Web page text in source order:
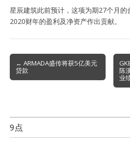
星辰建筑此前预计，这项为期27个月
2020财年的盈利及净资产作出贡献。
Post
navigation
← ARMADA盛传将获5亿美元
贷款
陈
业
9点